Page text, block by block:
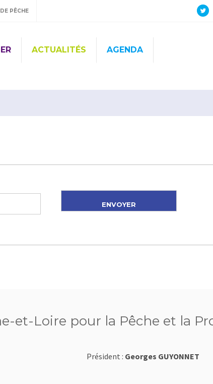
PÊCHE
ACTUALITÉS AGENDA
et-Loire pour la Pêche et la
Président : Georges GUYONNET